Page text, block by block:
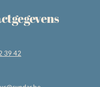
39 42